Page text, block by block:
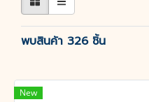
พบสินค้า 326 ชิ้น
New